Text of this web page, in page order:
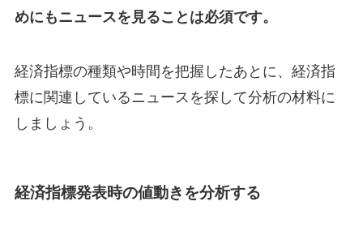
めにもニュースを見ることは必須です。
経済指標の種類や時間を把握したあとに、経済指
標に関連しているニュースを探して分析の材料に
しましょう。
経済指標発表時の値動きを分析する